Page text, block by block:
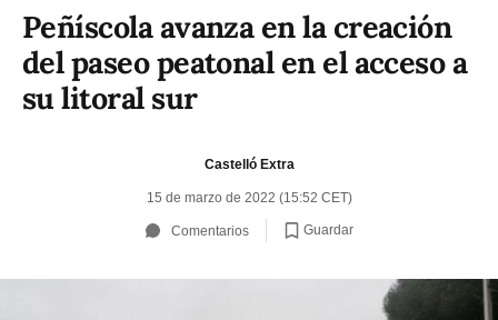
Peñíscola avanza en la creación
del paseo peatonal en el acceso a
su litoral sur
Castelló Extra
15 de marzo de 2022 (15:52 CET)
Comentarios Guardar